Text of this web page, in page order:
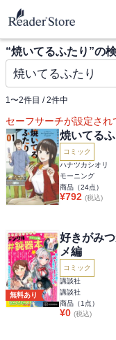
“焼いてるふたり ”の
1〜2件目 / 2件中
セーフサーチが設定され
焼いてる
コミック
ハナツカシオリ
モーニング
商品（24点）
¥792 (税込)
無料あり
好きがみ
メ編
コミック
講談社
講談社
商品（1 点）
¥0 (税込)